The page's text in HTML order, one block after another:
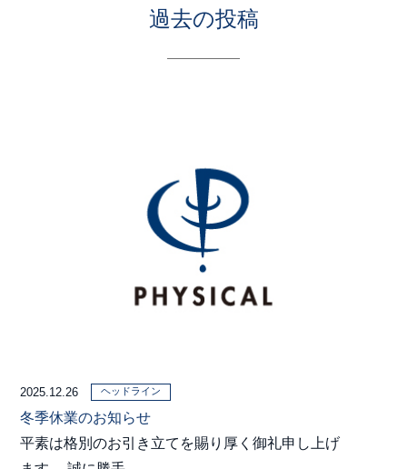
過去の投稿
2025.12.26 ヘッドライン
冬季休業のお知らせ
平素は格別のお引き立てを賜り厚く御礼申し上げ